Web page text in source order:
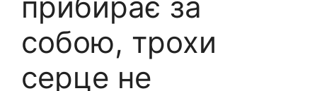
собою, трохи
серце не